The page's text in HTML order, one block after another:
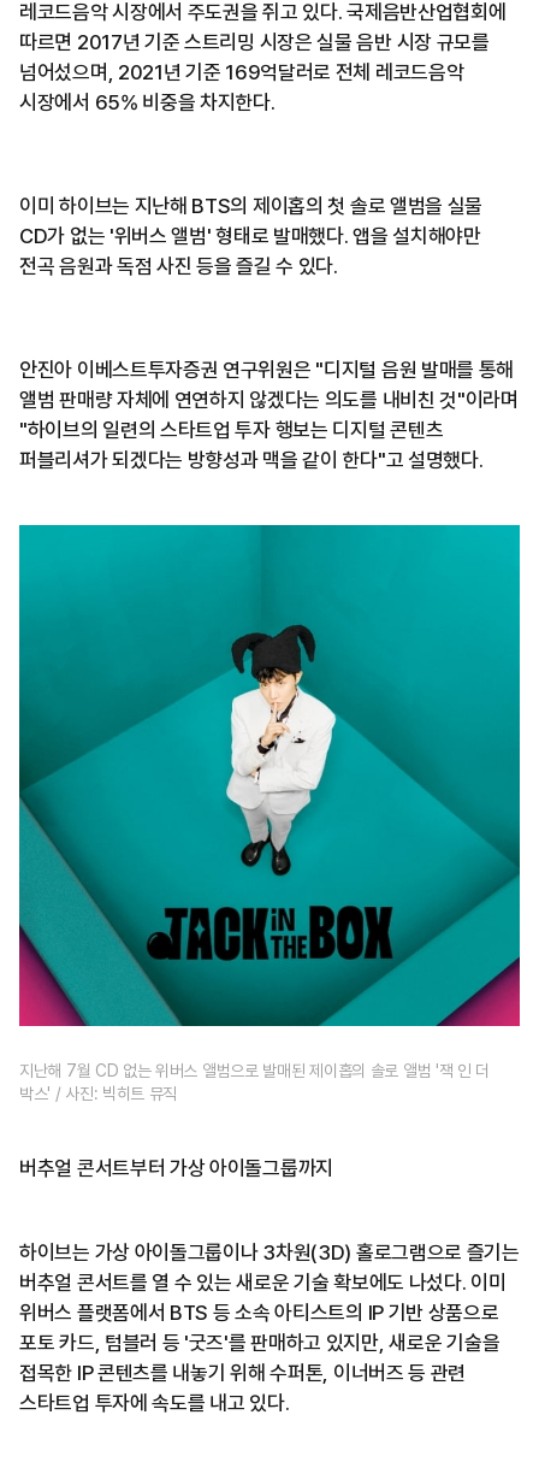
레코드음악 시장에서 주도권을 쥐고 있다. 국제음반산업협회에
따르면 2017년 기준 스트리밍 시장은 실물 음반 시장 규모를
넘어섰으며, 2021년 기준 169억달러로 전체 레코드음악
시장에서 65% 비중을 차지한다.
이미 하이브는 지난해 BTS의 제이홉의 첫 솔로 앨범을 실물
CD가 없는 '위버스 앨범' 형태로 발매했다. 앱을 설치해야만
전곡 음원과 독점 사진 등을 즐길 수 있다.
안진아 이베스트투자증권 연구위원은 "디지털 음원 발매를 통해
앨범 판매량 자체에 연연하지 않겠다는 의도를 내비친 것"이라며
"하이브의 일련의 스타트업 투자 행보는 디지털 콘텐츠
퍼블리셔가 되겠다는 방향성과 맥을 같이 한다"고 설명했다.
지난해 7월 CD 없는 위버스 앨범으로 발매된 제이홉의 솔로 앨범 '잭 인 더
박스' / 사진: 빅히트 뮤직
버추얼 콘서트부터 가상 아이돌그룹까지
하이브는 가상 아이돌그룹이나 3차원(3D) 홀로그램으로 즐기는
버추얼 콘서트를 열 수 있는 새로운 기술 확보에도 나섰다. 이미
위버스 플랫폼에서 BTS 등 소속 아티스트의 IP 기반 상품으로
포토 카드, 텀블러 등 '굿즈'를 판매하고 있지만, 새로운 기술을
접목한 IP 콘텐츠를 내놓기 위해 수퍼톤, 이너버즈 등 관련
스타트업 투자에 속도를 내고 있다.